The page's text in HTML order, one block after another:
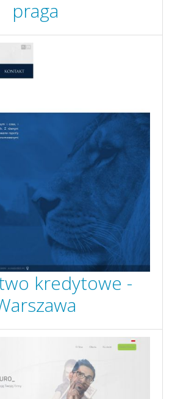
praga
kredytowe -